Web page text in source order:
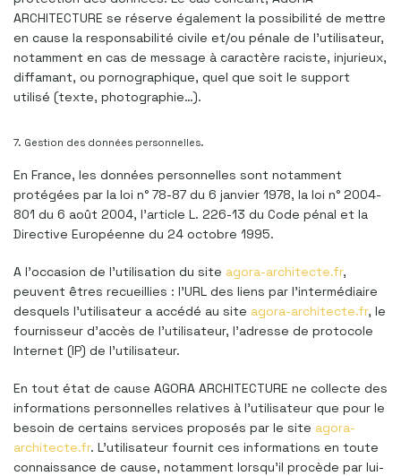
ARCHITECTURE se réserve également la possibilité de mettre
en cause la responsabilité civile et/ou pénale de l’utilisateur,
notamment en cas de message à caractère raciste, injurieux,
diffamant, ou pornographique, quel que soit le support
utilisé (texte, photographie…).
7. Gestion des données personnelles.
En France, les données personnelles sont notamment
protégées par la loi n° 78-87 du 6 janvier 1978, la loi n° 2004-
801 du 6 août 2004, l’article L. 226-13 du Code pénal et la
Directive Européenne du 24 octobre 1995.
A l’occasion de l’utilisation du site agora-architecte.fr,
peuvent êtres recueillies : l’URL des liens par l’intermédiaire
desquels l’utilisateur a accédé au site agora-architecte.fr, le
fournisseur d’accès de l’utilisateur, l’adresse de protocole
Internet (IP) de l’utilisateur.
En tout état de cause AGORA ARCHITECTURE ne collecte des
informations personnelles relatives à l’utilisateur que pour le
besoin de certains services proposés par le site agora-
architecte.fr. L’utilisateur fournit ces informations en toute
connaissance de cause, notamment lorsqu’il procède par lui-